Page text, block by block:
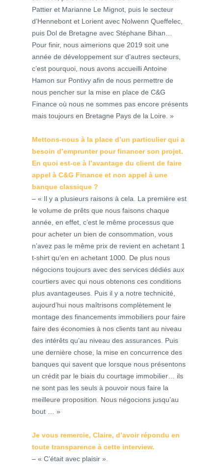
Pattier et Marianne Le Mignot, puis le secteur
d’Hennebont et Lorient avec Nolwenn Queffelec,
puis Dol de Bretagne avec Stéphane Bihan…
Pour finir, nous aimerions que 2019 soit une
année de développement sur d’autres secteurs,
c’est pourquoi, nous avons accueilli Antoine
Hamon sur Pontivy afin de nous permettre de
nous pencher sur la mise en place de C&G
Finance où nous ne sommes pas encore présents
mais toujours en Bretagne Pays de la Loire. »
Mettons-nous à la place d’un particulier qui a
besoin d’emprunter pour financer son projet.
En quoi est-ce à l’avantage du client de faire
appel à C&G Finance et non appel à une
banque classique ?
– « Il y a plusieurs raisons à cela. La première est
le volume de prêts que nous faisons chaque
année, en effet, c’est le même processus que
pour acheter un bien de consommation, vous
n’avez pas le même prix de revient en achetant 1
t-shirt qu’en en achetant 1000. De plus nous
négocions toujours avec des services dédiés aux
courtiers avec qui nous obtenons ces conditions
plus avantageuses. Puis il y a notre technicité,
aujourd’hui nous maîtrisons complètement le
montage des financements immobiliers pour faire
faire des économies à nos clients tant au niveau
des intérêts qu’au niveau des assurances. Puis
une dernière chose, la mise en concurrence des
banques qui savent que lorsque nous présentons
un crédit par le biais du courtage immobilier… ils
ne sont pas les seuls à pouvoir nous faire la
meilleure proposition. Nous négocions jusqu’au
bout … »
Je vous remercie, Claire, d’avoir répondu en
toute transparence à cette interview.
– « C’était avec plaisir ».